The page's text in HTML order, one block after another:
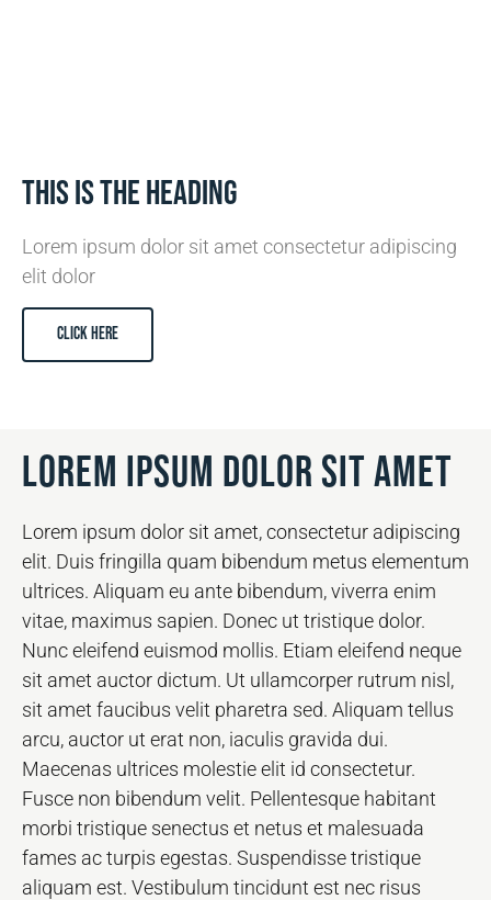
This is the heading
Lorem ipsum dolor sit amet consectetur adipiscing
elit dolor
CLICK HERE
Lorem ipsum dolor sit amet
Lorem ipsum dolor sit amet, consectetur adipiscing
elit. Duis fringilla quam bibendum metus elementum
ultrices. Aliquam eu ante bibendum, viverra enim
vitae, maximus sapien. Donec ut tristique dolor.
Nunc eleifend euismod mollis. Etiam eleifend neque
sit amet auctor dictum. Ut ullamcorper rutrum nisl,
sit amet faucibus velit pharetra sed. Aliquam tellus
arcu, auctor ut erat non, iaculis gravida dui.
Maecenas ultrices molestie elit id consectetur.
Fusce non bibendum velit. Pellentesque habitant
morbi tristique senectus et netus et malesuada
fames ac turpis egestas. Suspendisse tristique
aliquam est. Vestibulum tincidunt est nec risus